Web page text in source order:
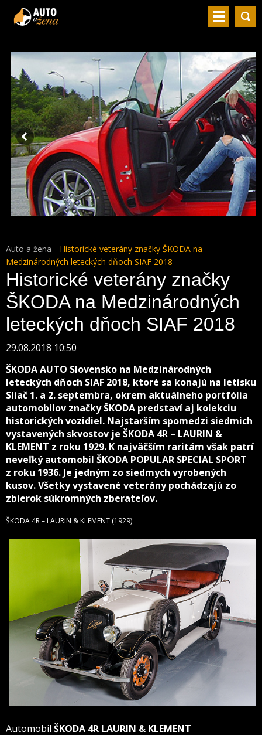
Auto a žena
Historické veterány značky ŠKODA na
Medzinárodných leteckých dňoch SIAF 2018
Historické veterány značky
ŠKODA na Medzinárodných
leteckých dňoch SIAF 2018
29.08.2018 10:50
ŠKODA AUTO Slovensko na Medzinárodných
leteckých dňoch SIAF 2018, ktoré sa konajú na letisku
Sliač 1. a 2. septembra, okrem aktuálneho portfólia
automobilov značky ŠKODA predstaví aj kolekciu
historických vozidiel. Najstarším spomedzi siedmich
vystavených skvostov je ŠKODA 4R – LAURIN &
KLEMENT z roku 1929. K najväčším raritám však patrí
neveľký automobil ŠKODA POPULAR SPECIAL SPORT
z roku 1936. Je jedným zo siedmych vyrobených
kusov. Všetky vystavené veterány pochádzajú zo
zbierok súkromných zberateľov.
ŠKODA 4R – LAURIN & KLEMENT (1929)
Automobil ŠKODA 4R LAURIN & KLEMENT